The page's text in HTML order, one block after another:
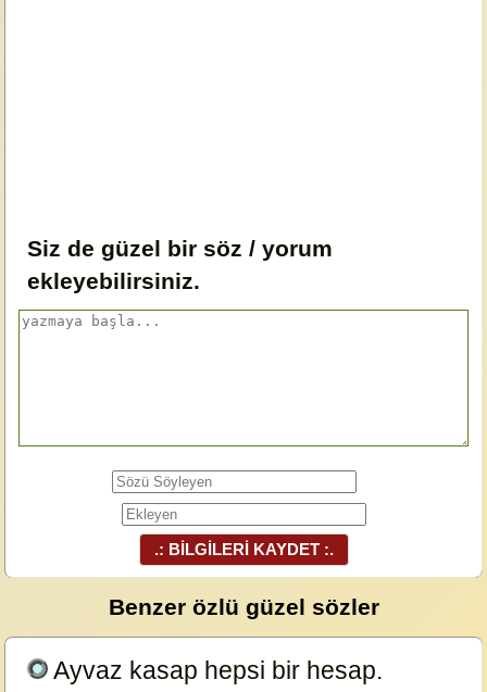
Siz de güzel bir söz / yorum
ekleyebilirsiniz.
.: BİLGİLERİ KAYDET :.
Benzer özlü güzel sözler
Ayvaz kasap hepsi bir hesap.